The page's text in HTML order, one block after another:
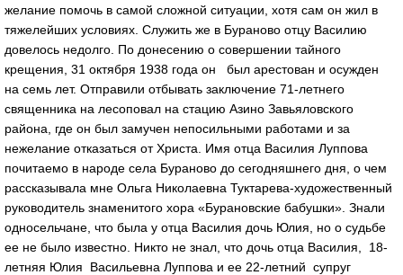
желание помочь в самой сложной ситуации, хотя сам он жил в
тяжелейших условиях. Служить же в Бураново отцу Василию
довелось недолго. По донесению о совершении тайного
крещения, 31 октября 1938 года он был арестован и осужден
на семь лет. Отправили отбывать заключение 71-летнего
священника на лесоповал на стацию Азино Завьяловского
района, где он был замучен непосильными работами и за
нежелание отказаться от Христа. Имя отца Василия Луппова
почитаемо в народе села Бураново до сегодняшнего дня, о чем
рассказывала мне Ольга Николаевна Туктарева-художественный
руководитель знаменитого хора «Бурановские бабушки». Знали
односельчане, что была у отца Василия дочь Юлия, но о судьбе
ее не было известно. Никто не знал, что дочь отца Василия, 18-
летняя Юлия Васильевна Луппова и ее 22-летний супруг